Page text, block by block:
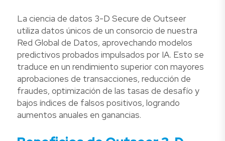
La ciencia de datos 3-D Secure de Outseer
utiliza datos únicos de un consorcio de nuestra
Red Global de Datos, aprovechando modelos
predictivos probados impulsados por IA. Esto se
traduce en un rendimiento superior con mayores
aprobaciones de transacciones, reducción de
fraudes, optimización de las tasas de desafío y
bajos índices de falsos positivos, logrando
aumentos anuales en ganancias.